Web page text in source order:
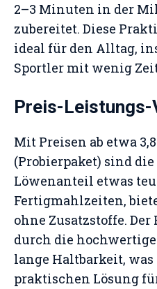
2–3 Minuten in der
zubereitet. Diese
ideal für den Alltag,
Sportler mit wenig
Preis-Leistungs-
Mit Preisen ab etwa
(Probierpaket) sind
Löwenanteil etwas
Fertigmahlzeiten,
ohne Zusatzstoffe.
durch die
lange Haltbarkeit,
praktischen Lösung